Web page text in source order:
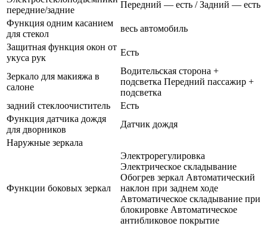
передние/задние
Передний — есть / Задний — есть
Функция одним касанием
для стекол
весь автомобиль
Защитная функция окон от
укуса рук
Есть
Зеркало для макияжа в
салоне
Водительская сторона +
подсветка Передний пассажир +
подсветка
задний стеклоочиститель
Есть
Функция датчика дождя
для дворников
Датчик дождя
Наружные зеркала
Функции боковых зеркал
Электрорегулировка
Электрическое складывание
Обогрев зеркал Автоматический
наклон при заднем ходе
Автоматическое складывание при
блокировке Автоматическое
антибликовое покрытие